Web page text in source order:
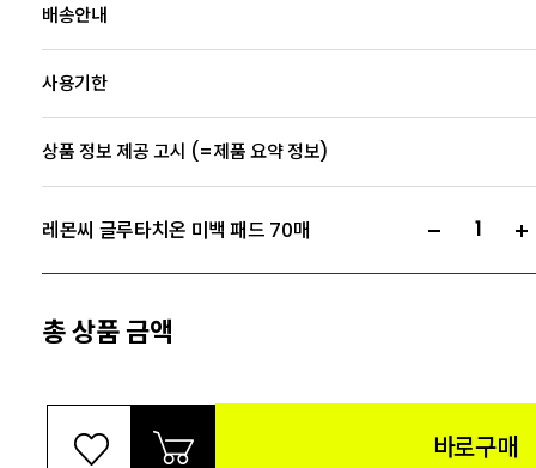
배송안내
사용기한
상품 정보 제공 고시 (=제품 요약 정보)
레몬씨 글루타치온 미백 패드 70매
총 상품 금액
바로구매